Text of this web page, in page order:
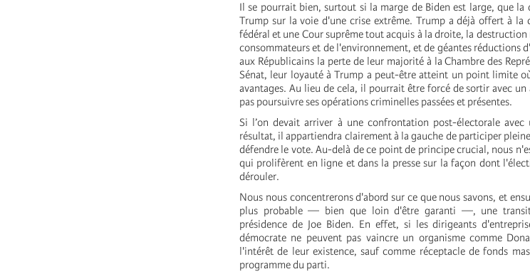
Il se pourrait bien, surtout si la marge de Biden est large, que
Trump sur la voie d'une crise extrême. Trump a déjà offert à
fédéral et une Cour suprême tout acquis à la droite, la destruction
consommateurs et de l'environnement, et de géantes réductions
aux Républicains la perte de leur majorité à la Chambre des
Sénat, leur loyauté à Trump a peut-être atteint un point limite
avantages. Au lieu de cela, il pourrait être forcé de sortir avec
pas poursuivre ses opérations criminelles passées et présentes.
Si l’on devait arriver à une confrontation post-électorale
résultat, il appartiendra clairement à la gauche de participer
défendre le vote. Au-delà de ce point de principe crucial, nous
qui prolifèrent en ligne et dans la presse sur la façon dont
dérouler.
Nous nous concentrerons d'abord sur ce que nous savons, et
plus probable — bien que loin d'être garanti —, une
présidence de Joe Biden. En effet, si les dirigeants
démocrate ne peuvent pas vaincre un organisme comme
l'intérêt de leur existence, sauf comme réceptacle de fonds
programme du parti.